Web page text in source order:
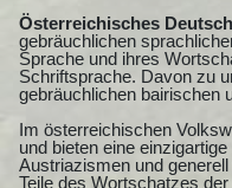
Österreichisches Deutsch
gebräuchlichen
Sprache und ihres
Schriftsprache. Davon zu
gebräuchlichen bairischen
Im österreichischen
und bieten eine
Austriazismen und
Teile des Wortschatzes